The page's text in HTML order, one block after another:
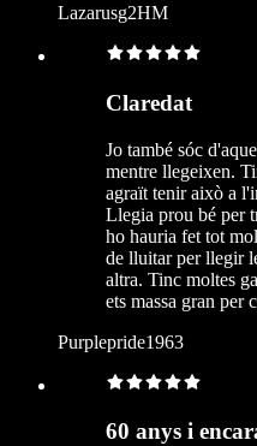
Lazarusg2HM
Claredat
Jo també sóc
mentre llegeixen.
agraït tenir això a
Llegia prou bé per
ho hauria fet tot
de lluitar per llegir
altra. Tinc moltes
ets massa gran per
Purplepride1963
60 anys i